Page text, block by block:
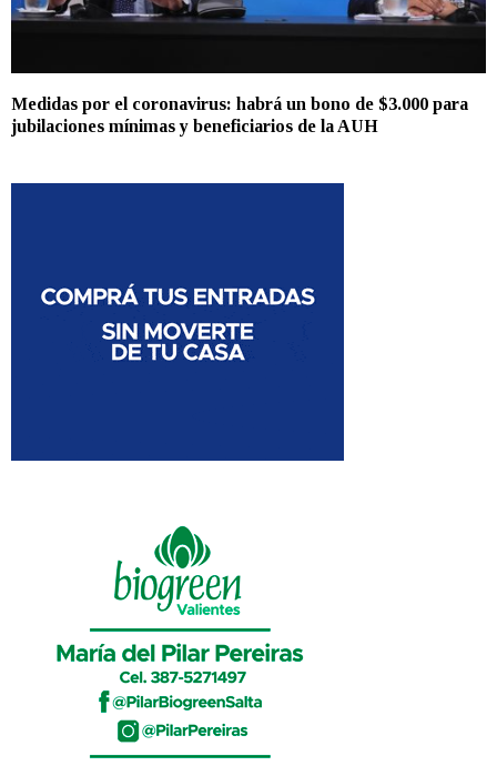
Medidas por el coronavirus: habrá un bono de $3.000 para
jubilaciones mínimas y beneficiarios de la AUH